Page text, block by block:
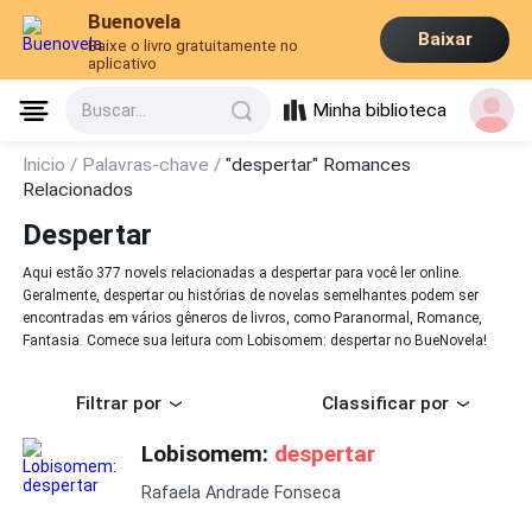
Buenovela
Baixe o livro gratuitamente no
aplicativo
Baixar
Buscar... Minha biblioteca
Inicio / Palavras-chave /"despertar" Romances
Relacionados
Despertar
Aqui estão 377 novels relacionadas a despertar para você ler online.
Geralmente, despertar ou histórias de novelas semelhantes podem ser
encontradas em vários gêneros de livros, como Paranormal, Romance,
Fantasia. Comece sua leitura com Lobisomem: despertar no BueNovela!
Filtrar por Classificar por
Lobisomem: despertar
Rafaela Andrade Fonseca